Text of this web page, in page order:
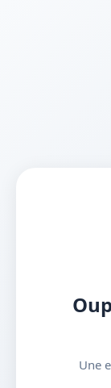
Une